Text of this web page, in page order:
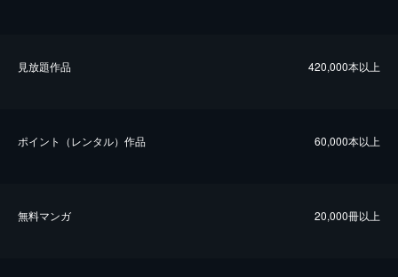
⾒放題作品 420,000本以上
ポイント（レンタル）作品 60,000本以上
無料マンガ 20,000冊以上